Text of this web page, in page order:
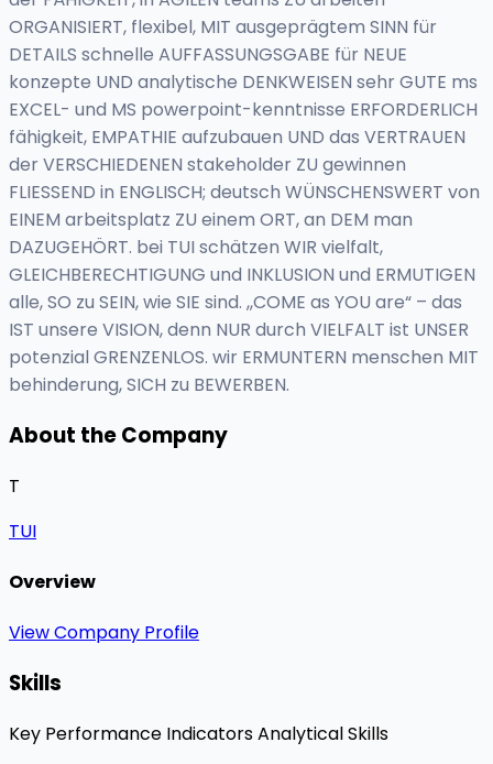
ORGANISIERT, flexibel, MIT ausgeprägtem SINN für
DETAILS schnelle AUFFASSUNGSGABE für NEUE
konzepte UND analytische DENKWEISEN sehr GUTE ms
EXCEL- und MS powerpoint-kenntnisse ERFORDERLICH
fähigkeit, EMPATHIE aufzubauen UND das VERTRAUEN
der VERSCHIEDENEN stakeholder ZU gewinnen
FLIESSEND in ENGLISCH; deutsch WÜNSCHENSWERT von
EINEM arbeitsplatz ZU einem ORT, an DEM man
DAZUGEHÖRT. bei TUI schätzen WIR vielfalt,
GLEICHBERECHTIGUNG und INKLUSION und ERMUTIGEN
alle, SO zu SEIN, wie SIE sind. ,,COME as YOU are“ – das
IST unsere VISION, denn NUR durch VIELFALT ist UNSER
potenzial GRENZENLOS. wir ERMUNTERN menschen MIT
behinderung, SICH zu BEWERBEN.
About the Company
T
TUI
Overview
View Company Profile
Skills
Key Performance IndicatorsAnalytical Skills